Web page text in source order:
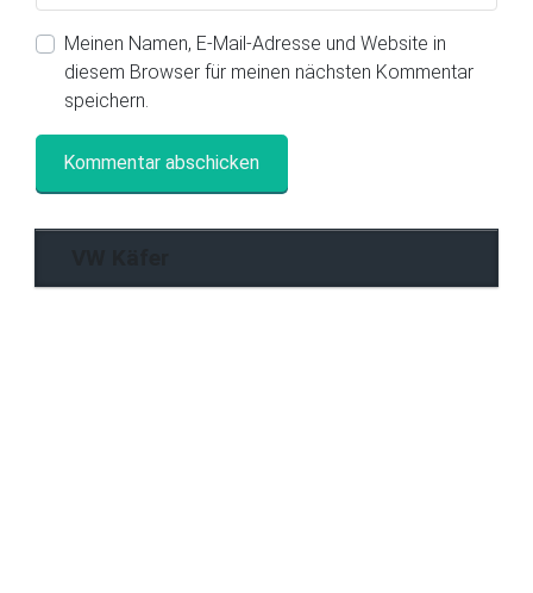
Meinen Namen, E-Mail-Adresse und Website in
diesem Browser für meinen nächsten Kommentar
speichern.